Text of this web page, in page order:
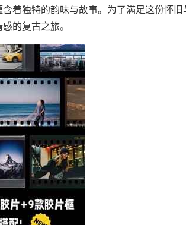
着独特的韵味与故事。为了满足这份怀
的复古之旅。